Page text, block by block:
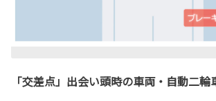
「交差点」出会い頭時の車両・自動二輪